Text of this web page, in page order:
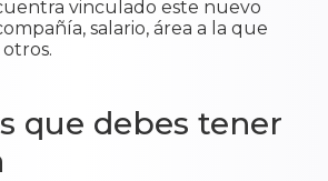
vinculado este nuevo
salario, área a la que
que debes tener